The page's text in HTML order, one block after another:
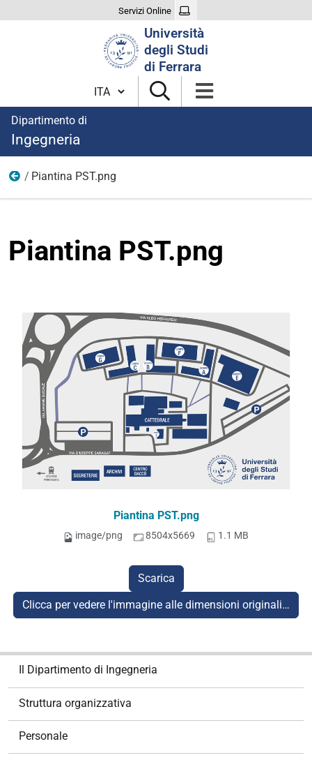
Servizi Online
Università
degli Studi
di Ferrara
Cambia lingua
Dipartimento di
Ingegneria
Immagini organizzazione
Piantina PST.png
Piantina PST.png
Piantina PST.png
image/png 8504x5669 1.1 MB
Scarica
Clicca per vedere l'immagine alle dimensioni originali…
Il Dipartimento di Ingegneria
Struttura organizzativa
Personale